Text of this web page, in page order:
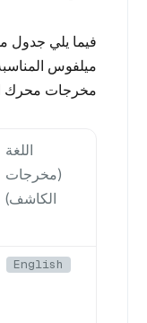
فيما يلي جدول
ميلفوس
مخرجات محرك
اللغة
(مخرجات
الكاشف)
English